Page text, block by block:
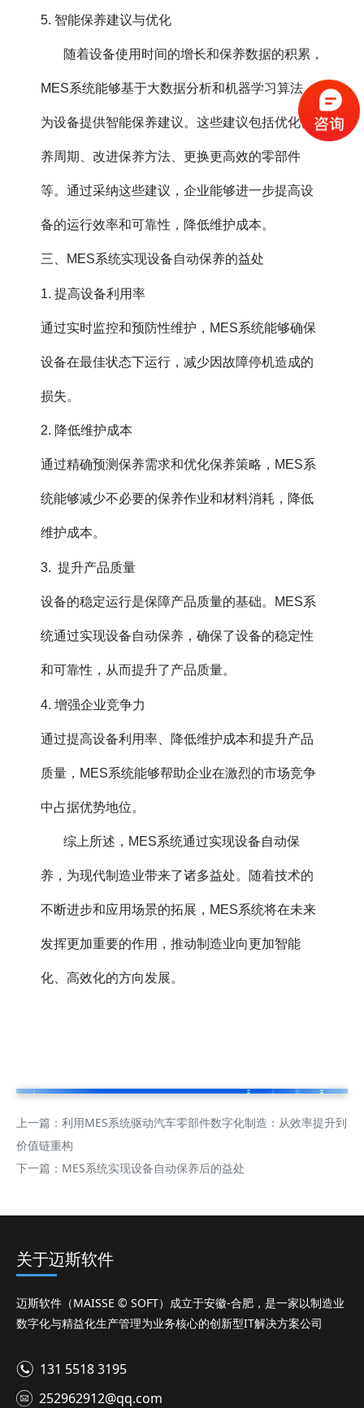
5. 智能保养建议与优化
随着设备使用时间的增长和保养数据的积累，
MES系统能够基于大数据分析和机器学习算法，
为设备提供智能保养建议。这些建议包括优化保
养周期、改进保养方法、更换更高效的零部件
等。通过采纳这些建议，企业能够进一步提高设
备的运行效率和可靠性，降低维护成本。
三、MES系统实现设备自动保养的益处
1. 提高设备利用率
通过实时监控和预防性维护，MES系统能够确保
设备在最佳状态下运行，减少因故障停机造成的
损失。
2. 降低维护成本
通过精确预测保养需求和优化保养策略，MES系
统能够减少不必要的保养作业和材料消耗，降低
维护成本。
3. 提升产品质量
设备的稳定运行是保障产品质量的基础。MES系
统通过实现设备自动保养，确保了设备的稳定性
和可靠性，从而提升了产品质量。
4. 增强企业竞争力
通过提高设备利用率、降低维护成本和提升产品
质量，MES系统能够帮助企业在激烈的市场竞争
中占据优势地位。
综上所述，MES系统通过实现设备自动保
养，为现代制造业带来了诸多益处。随着技术的
不断进步和应用场景的拓展，MES系统将在未来
发挥更加重要的作用，推动制造业向更加智能
化、高效化的方向发展。
上一篇： 利用MES系统驱动汽车零部件数字化制造：从效率提升到
价值链重构
下一篇： MES系统实现设备自动保养后的益处
关于迈斯软件
迈斯软件（MAISSE © SOFT）成立于安徽-合肥，是一家以制造业
数字化与精益化生产管理为业务核心的创新型IT解决方案公司
131 5518 3195
252962912@qq.com